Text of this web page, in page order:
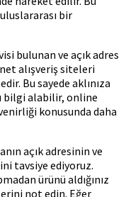
bir
bulunan ve açık adres
alışveriş siteleri
Bu sayede aklınıza
bilgi alabilir, online
konusunda daha
açık adresinin ve
tavsiye ediyoruz.
ürünü aldığınız
not edin. Eğer